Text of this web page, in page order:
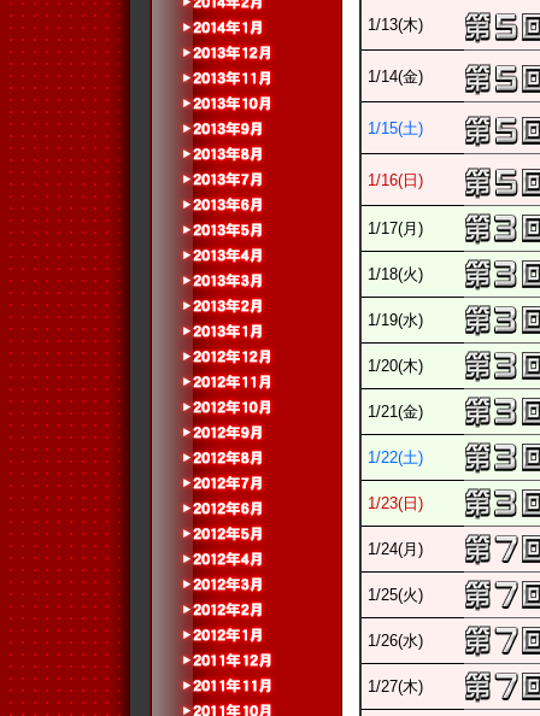
1/13(木)
1/14(金)
1/15(土)
1/16(日)
1/17(月)
1/18(火)
1/19(水)
1/20(木)
1/21(金)
1/22(土)
1/23(日)
1/24(月)
1/25(火)
1/26(水)
1/27(木)